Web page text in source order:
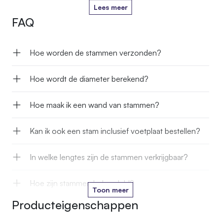
Lees meer
FAQ
Hoe worden de stammen verzonden?
Hoe wordt de diameter berekend?
Hoe maak ik een wand van stammen?
Kan ik ook een stam inclusief voetplaat bestellen?
In welke lengtes zijn de stammen verkrijgbaar?
Hoe zijn stammen behandeld?
Kan een stam die ik bestel afwijken van de foto op
Toon meer
Producteigenschappen